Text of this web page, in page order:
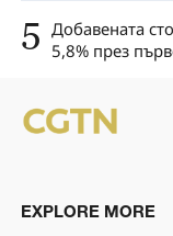
5 Добавената
5,8% през
EXPLORE MORE